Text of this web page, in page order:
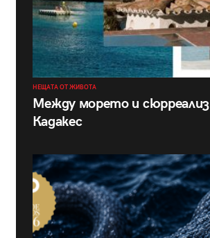
НЕЩАТА ОТ ЖИВОТА
Между морето и
Кадакес